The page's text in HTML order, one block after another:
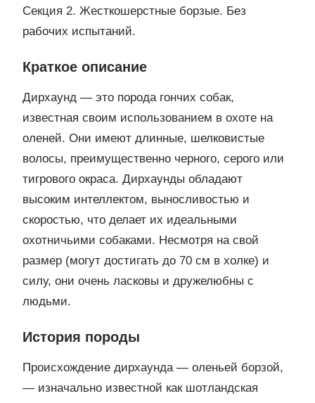
Секция 2. Жесткошерстные борзые. Без
рабочих испытаний.
Краткое описание
Дирхаунд — это порода гончих собак,
известная своим использованием в охоте на
оленей. Они имеют длинные, шелковистые
волосы, преимущественно черного, серого или
тигрового окраса. Дирхаунды обладают
высоким интеллектом, выносливостью и
скоростью, что делает их идеальными
охотничьими собаками. Несмотря на свой
размер (могут достигать до 70 см в холке) и
силу, они очень ласковы и дружелюбны с
людьми.
История породы
Происхождение дирхаунда — оленьей борзой,
— изначально известной как шотландская